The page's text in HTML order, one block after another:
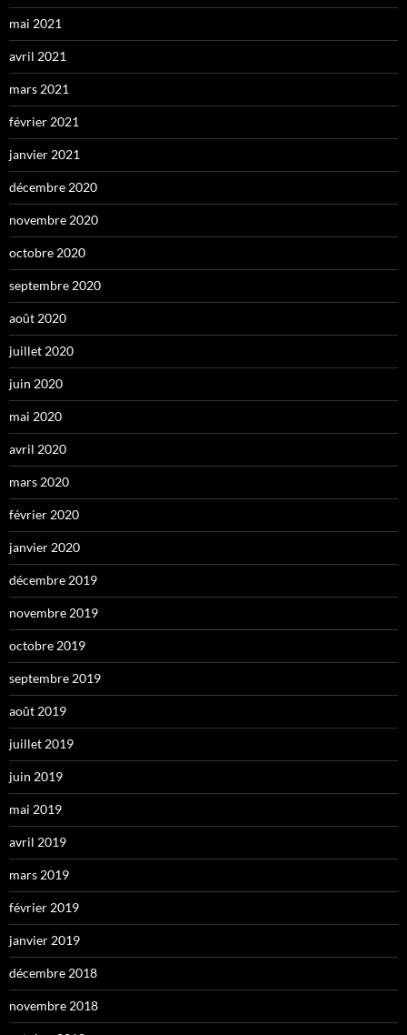
mai 2021
avril 2021
mars 2021
février 2021
janvier 2021
décembre 2020
novembre 2020
octobre 2020
septembre 2020
août 2020
juillet 2020
juin 2020
mai 2020
avril 2020
mars 2020
février 2020
janvier 2020
décembre 2019
novembre 2019
octobre 2019
septembre 2019
août 2019
juillet 2019
juin 2019
mai 2019
avril 2019
mars 2019
février 2019
janvier 2019
décembre 2018
novembre 2018